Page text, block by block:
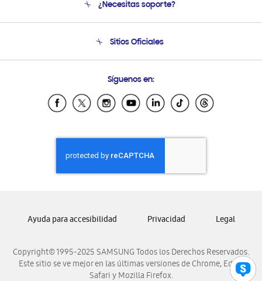
Soporte
Condiciones de Compra
¿Necesitas soporte?
Soporte vía eMail
Sitios Oficiales
Samsung Ecuador
Samsung El Salvador
Samsung Honduras
Samsung Nicaragua
Samsung Panamá
Samsung Venezuela
Síguenos en:
Copyright© 1995-2025 SAMSUNG Todos los Derechos Reservados.
Este sitio se ve mejor en las últimas versiones de Chrome, Edge,
Safari y Mozilla Firefox.
Ayuda para accesibilidad Privacidad Legal